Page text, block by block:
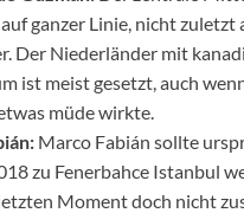
ganzer Linie, nicht zuletzt
Der Niederländer mit
ist meist gesetzt, auch
müde wirkte.
Marco Fabián sollte
zu Fenerbahce Istanbul
Moment doch nicht